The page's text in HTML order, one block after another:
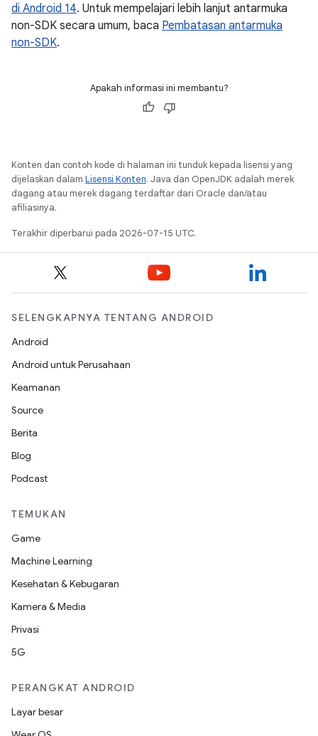
di Android 14. Untuk mempelajari lebih lanjut antarmuka
non-SDK secara umum, baca Pembatasan antarmuka
non-SDK.
Apakah informasi ini membantu?
Konten dan contoh kode di halaman ini tunduk kepada lisensi yang
dijelaskan dalam Lisensi Konten. Java dan OpenJDK adalah merek
dagang atau merek dagang terdaftar dari Oracle dan/atau
afiliasinya.
Terakhir diperbarui pada 2026-07-15 UTC.
SELENGKAPNYA TENTANG ANDROID
Android
Android untuk Perusahaan
Keamanan
Source
Berita
Blog
Podcast
TEMUKAN
Game
Machine Learning
Kesehatan & Kebugaran
Kamera & Media
Privasi
5G
PERANGKAT ANDROID
Layar besar